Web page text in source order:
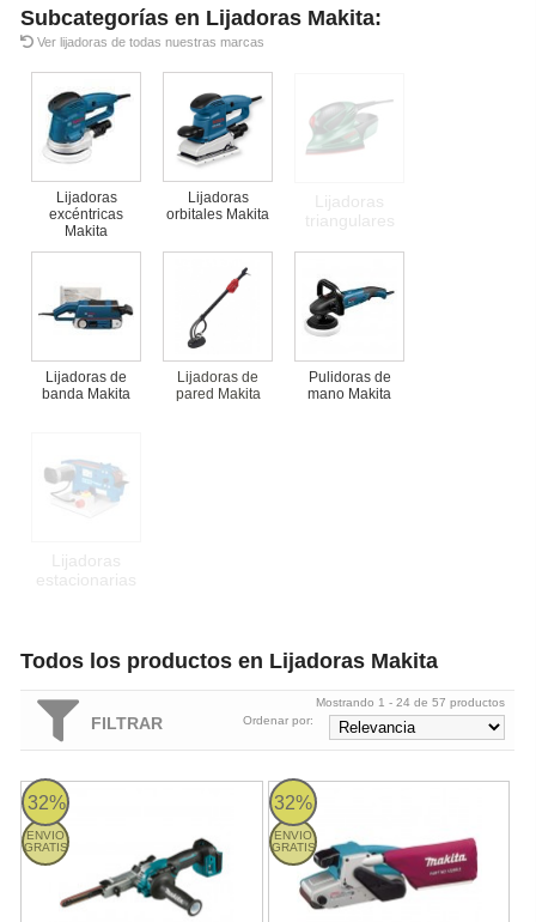
Subcategorías en Lijadoras Makita:
Ver lijadoras de todas nuestras marcas
Lijadoras
excéntricas
Makita
Lijadoras
orbitales Makita
Lijadoras
triangulares
Lijadoras de
banda Makita
Lijadoras de
pared Makita
Pulidoras de
mano Makita
Lijadoras
estacionarias
Todos los productos en Lijadoras Makita
FILTRAR
Mostrando 1 - 24 de 57 productos
Ordenar por:
32%
ENVIO
GRATIS
Makita DBS180Z - Lijadora de banda BL 18V LXT 9mm
32%
ENVIO
GRATIS
Lijadora de banda Makita 9404